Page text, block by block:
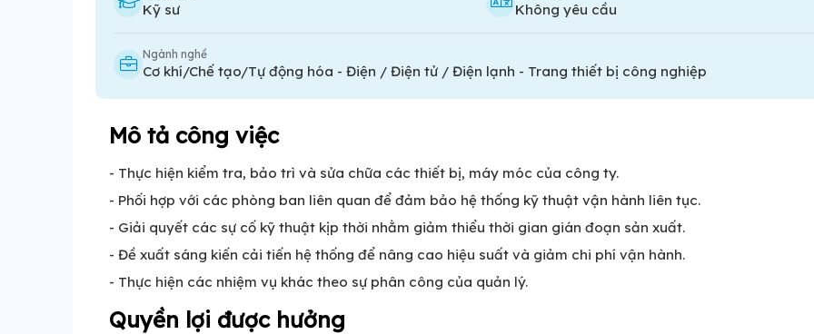
Kỹ sư Không yêu cầu
Ngành nghề
Cơ khí/Chế tạo/Tự động hóa - Điện / Điện tử / Điện lạnh - Trang thiết bị công nghiệp
Mô tả công việc
- Thực hiện kiểm tra, bảo trì và sửa chữa các thiết bị, máy móc của công ty.
- Phối hợp với các phòng ban liên quan để đảm bảo hệ thống kỹ thuật vận hành liên tục.
- Giải quyết các sự cố kỹ thuật kịp thời nhằm giảm thiểu thời gian gián đoạn sản xuất.
- Đề xuất sáng kiến cải tiến hệ thống để nâng cao hiệu suất và giảm chi phí vận hành.
- Thực hiện các nhiệm vụ khác theo sự phân công của quản lý.
Quyền lợi được hưởng